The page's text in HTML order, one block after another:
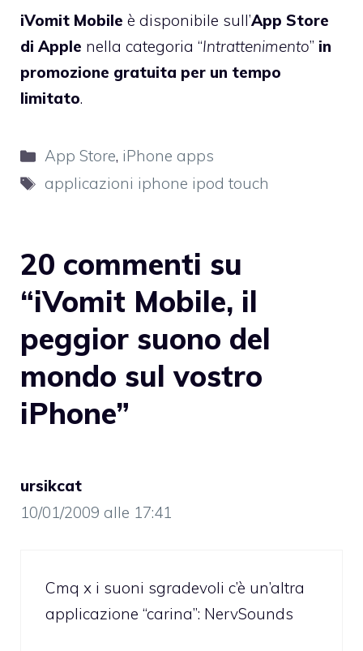
iVomit Mobile è disponibile sull’App Store
di Apple nella categoria “Intrattenimento” in
promozione gratuita per un tempo
limitato.
Categorie
App Store, iPhone apps
Tag
applicazioni iphone ipod touch
20 commenti su
“iVomit Mobile, il
peggior suono del
mondo sul vostro
iPhone”
ursikcat
10/01/2009 alle 17:41
Cmq x i suoni sgradevoli c’è un’altra
applicazione “carina”: NervSounds